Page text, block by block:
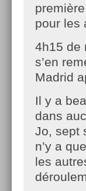
pour les
4h15 de
s’en
Madrid
Il y a
dans
Jo, sept
n’y a
les